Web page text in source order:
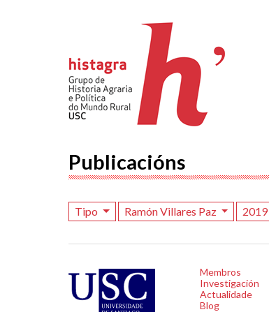
Publicacións
Tipo Ramón Villares Paz 2019
Membros
Investigación
Actualidade
Blog